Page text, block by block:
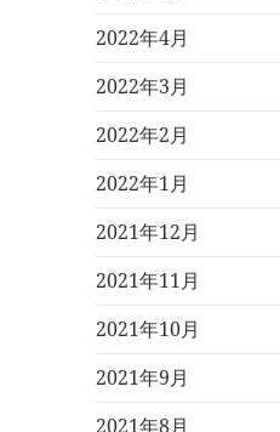
2022年4月
2022年3月
2022年2月
2022年1月
2021年12月
2021年11月
2021年10月
2021年9月
2021年8月